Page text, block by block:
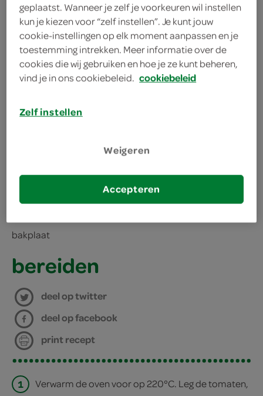
50 milliliter olijfolie
1 rode ui
1 gele paprika
1 rode paprika
250 gram cherry-/kerstomaatjes
bakplaat
bereiden
deel op twitter
deel op facebook
print recept
1
Verwarm de oven voor op 220°C. Leg de tomaten,
geplaatst. Wanneer je zelf je voorkeuren wil instellen
kun je kiezen voor “zelf instellen”. Je kunt jouw
cookie-instellingen op elk moment aanpassen en je
toestemming intrekken. Meer informatie over de
cookies die wij gebruiken en hoe je ze kunt beheren,
vind je in ons cookiebeleid. cookiebeleid
Zelf instellen
Weigeren
Accepteren